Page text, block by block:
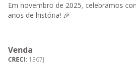
Em novembro de 2025, celebramos
anos de história! 🎉
Venda
CRECI: 1367J